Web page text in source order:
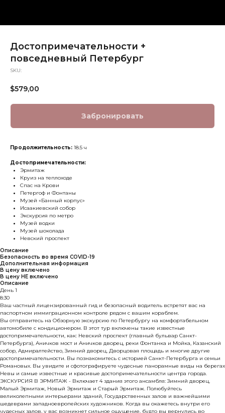
Достопримечательности +
повседневный Петербург
SKU:
$579,00
Забронировать
Продолжительность: 18.5 ч
Достопримечательности:
Эрмитаж
Круиз на теплоходе
Спас на Крови
Петергоф и Фонтаны
Музей «Банный корпус»
Исаакиевский собор
Экскурсия по метро
Музей водки
Музей шоколада
Невский проспект
Описание
Безопасность во время COVID-19
Дополнительная информация
В цену включено
В цену НЕ включено
Описание
День 1
8:30
Ваш частный лицензированный гид и безопасный водитель встретят вас на
паспортном иммиграционном контроле рядом с вашим кораблем.
Вы отправитесь на Обзорную экскурсию по Петербургу на комфортабельном
автомобиле с кондиционером. В этот тур включены такие известные
достопримечательности, как: Невский проспект (главный бульвар Санкт-
Петербурга), Аничков мост и Аничков дворец, реки Фонтанка и Мойка, Казанский
собор, Адмиралтейство, Зимний дворец, Дворцовая площадь и многие другие
достопримечательности. Вы познакомитесь с историей Санкт-Петербурга и семьи
Романовых. Вы увидите и сфотографируете чудесные панорамные виды на берегах
Невы и самые известные и красивые достопримечательности центра города.
ЭКСКУРСИЯ В ЭРМИТАЖ - Включает 4 здания этого ансамбля: Зимний дворец,
Малый Эрмитаж, Новый Эрмитаж и Старый Эрмитаж. Полюбуйтесь
великолепными интерьерами зданий, Государственных залов и важнейшими
шедеврами западноевропейских художников. Когда вы окажетесь внутри его
чудесных залов, у вас возникнет сильное ощущение, будто вы вернулись во